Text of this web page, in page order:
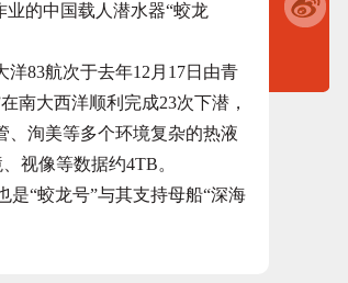
的中国载人潜水器“蛟龙
83航次于去年12月17日由青
南大西洋顺利完成23次下潜，
、洵美等多个环境复杂的热液
视像等数据约4TB。
“蛟龙号”与其支持母船“深海